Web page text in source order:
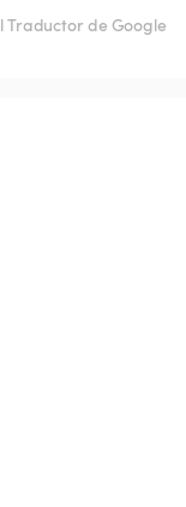
Traductor de Google